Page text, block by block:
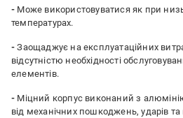
- Може використовуватися як при
температурах.
-Заощаджує на експлуатаційних
відсутністю необхідності
елементів.
- Міцний корпус виконаний з
від механічних пошкоджень, ударів та